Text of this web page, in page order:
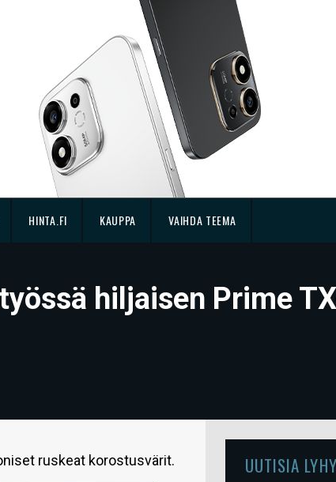
HINTA.FI KAUPPA VAIHDA TEEMA
hiljaisen Prime
ruskeat korostusvärit. UUTISIA